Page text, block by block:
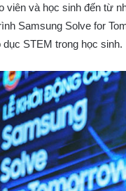
viên và học sinh đến từ
Samsung Solve for
STEM trong học sinh.